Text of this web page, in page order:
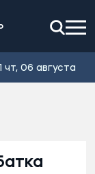
чт, 06 августа